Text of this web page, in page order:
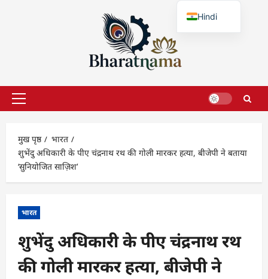
प्राथमिक
मुख पृष्ठ
भारत
शुभेंदु अधिकारी के पीए चंद्रनाथ रथ की गोली मारकर हत्या, बीजेपी ने बताया
‘सुनियोजित साज़िश’
भारत
शुभेंदु अधिकारी के पीए चंद्रनाथ रथ
की गोली मारकर हत्या, बीजेपी ने
Hindi